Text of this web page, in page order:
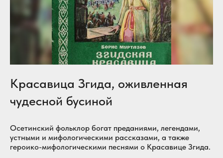
Красавица Згида, оживленная
чудесной бусиной
Осетинский фольклор богат преданиями, легендами,
устными и мифологическими рассказами, а также
героико-мифологическими песнями о Красавице Згида.